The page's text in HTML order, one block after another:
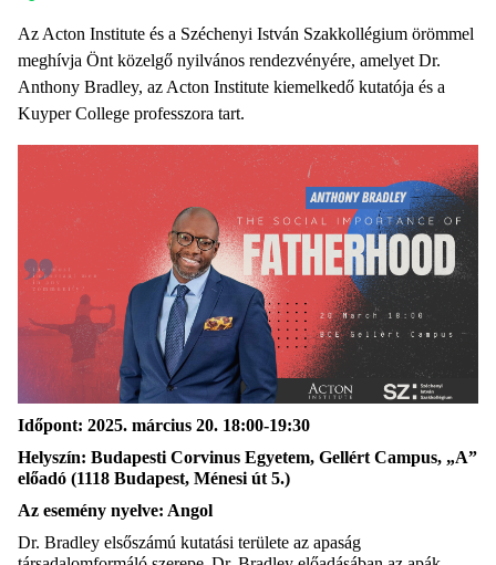
Az Acton Institute és a Széchenyi István Szakkollégium örömmel
meghívja Önt közelgő nyilvános rendezvényére, amelyet Dr.
Anthony Bradley, az Acton Institute kiemelkedő kutatója és a
Kuyper College professzora tart.
Időpont: 2025. március 20. 18:00-19:30
Helyszín: Budapesti Corvinus Egyetem, Gellért Campus, „A”
előadó (1118 Budapest, Ménesi út 5.)
Az esemény nyelve: Angol
Dr. Bradley elsőszámú kutatási területe az apaság